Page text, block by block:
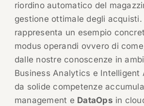
riordino automatico del
gestione ottimale degli
rappresenta un esempio
modus operandi ovvero di
dalle nostre conoscenze in
Business Analytics e Intelligent
da solide competenze
management e DataOps in